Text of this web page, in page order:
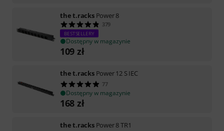
the t.racks Power 8
379
BESTSELLERY
Dostępny w magazynie
109 zł
the t.racks Power 12 S IEC
77
Dostępny w magazynie
168 zł
the t.racks Power 8 TR1